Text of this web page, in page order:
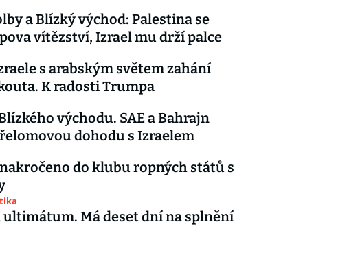
a Blízký východ: Palestina se
vítězství, Izrael mu drží palce
s arabským světem zahání
K radosti Trumpa
východu. SAE a Bahrajn
dohodu s Izraelem
do klubu ropných států s
ultimátum. Má deset dní na splnění